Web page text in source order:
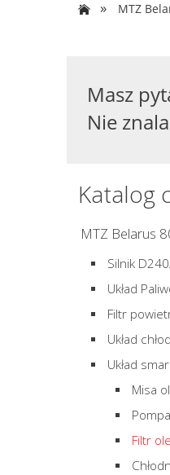
NOWOŚCI
» MTZ
Masz
Nie
Katalog
MTZ Belarus
Silnik
Układ
Filtr
Układ
Układ
Misa
Filtr